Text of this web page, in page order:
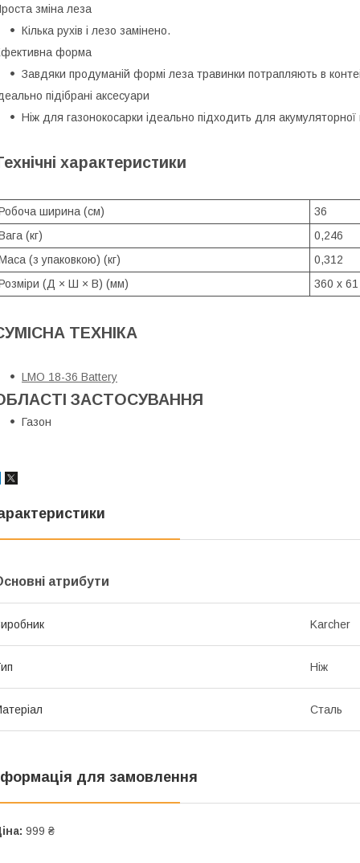
зміна леза
Кілька рухів і лезо замінено.
форма
Завдяки продуманій формі леза травинки потрапляють в
підібрані аксесуари
Ніж для газонокосарки ідеально підходить для
характеристики
ширина (см)
36
(кг)
0,246
(з упаковкою) (кг)
0,312
(Д × Ш × В) (мм)
360 x
ТЕХНІКА
LMO 18-36 Battery
ЗАСТОСУВАННЯ
Газон
атрибути
Karcher
Ніж
Сталь
для замовлення
999 ₴